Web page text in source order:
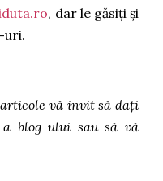
, dar le găsiți și
uri.
vă invit să dați
blog-ului sau să vă